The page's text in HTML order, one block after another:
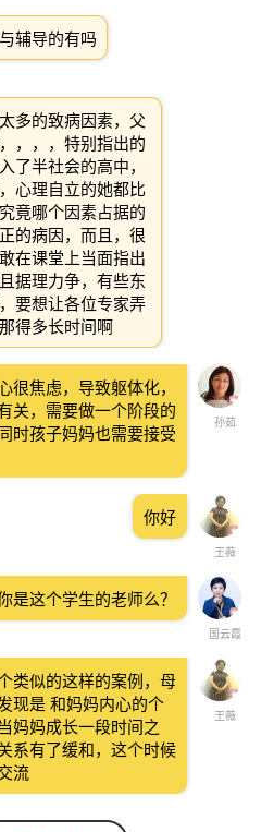
辅导的有吗
多的致病因素，父
，，，特别指出的
了半社会的高中，
心理自立的她都比
竟哪个因素占据的
的病因，而且，很
在课堂上当面指出
据理力争，有些东
要想让各位专家弄
得多长时间啊
孙茹
很焦虑，导致躯体化，
关，需要做一个阶段的
时孩子妈妈也需要接受
王薇
你好
国云霞
是这个学生的老师么？
王薇
类似的这样的案例，母
现是 和妈妈内心的个
妈妈成长一段时间之
系有了缓和，这个时候
流